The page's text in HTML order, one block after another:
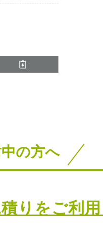
の方へ
積りをご利